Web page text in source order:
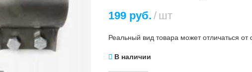
199 руб. шт
Реальный вид товара может отличаться от
В наличии